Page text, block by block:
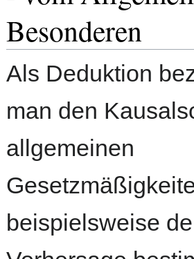
Besonderen
Als Deduktion
man den
allgemeinen
beispielsweise